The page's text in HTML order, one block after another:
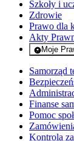
Szkoły i
Zdrowie
Prawo dla
Akty
Moje
-
Samorząd
Finanse
Pomoc
Kontrola